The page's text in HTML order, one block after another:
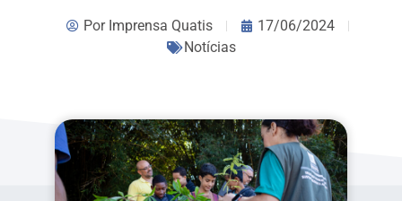
PorImprensa Quatis
17/06/2024
Notícias